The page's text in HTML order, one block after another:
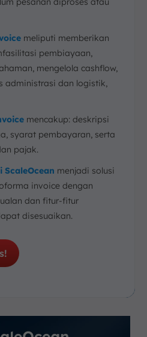
meliputi memberikan
pembiayaan,
mengelola cashflow,
administrasi dan logistik,
mencakup: deskripsi
syarat pembayaran, serta
pajak.
menjadi solusi
invoice dengan
dan fitur-fitur
disesuaikan.